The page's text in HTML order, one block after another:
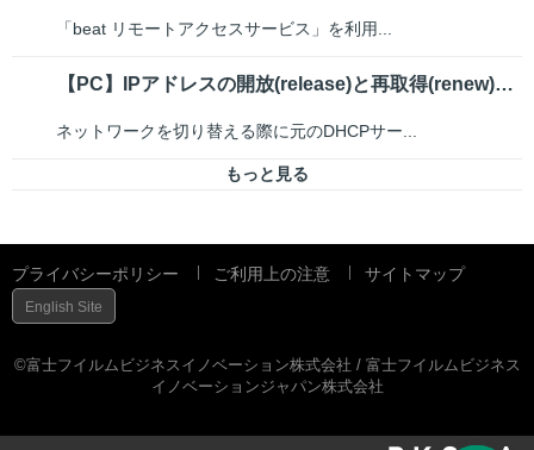
「beat リモートアクセスサービス」を利用...
【PC】IPアドレスの開放(release)と再取得(renew)をおこないたい
ネットワークを切り替える際に元のDHCPサー...
もっと見る
プライバシーポリシー ご利用上の注意 サイトマップ
English Site
©富士フイルムビジネスイノベーション株式会社 / 富士フイルムビジネス
イノベーションジャパン株式会社